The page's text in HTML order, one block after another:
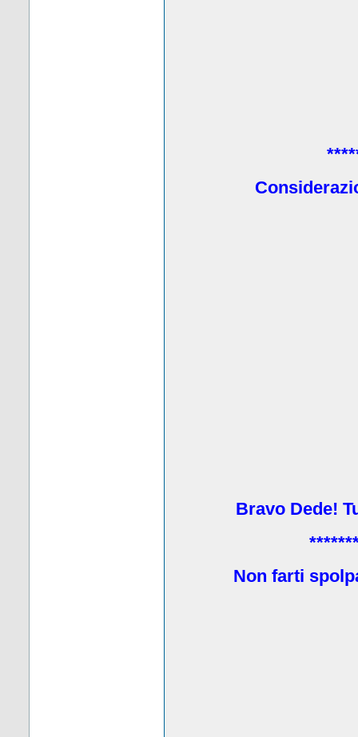
Bravo Dede!
Non farti